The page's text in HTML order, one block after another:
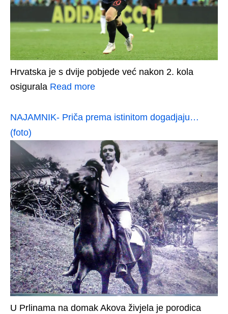
Hrvatska je s dvije pobjede već nakon 2. kola
osigurala Read more
NAJAMNIK- Priča prema istinitom dogadjaju…
(foto)
U Prlinama na domak Akova živjela je porodica